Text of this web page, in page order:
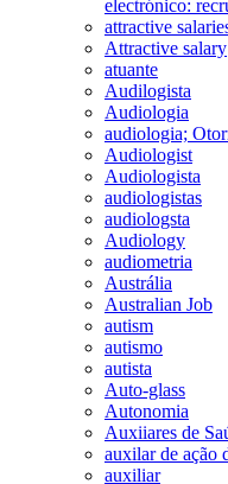
electrónico:
attractive
Attractive salary
atuante
Audilogista
Audiologia
audiologia;
Audiologist
Audiologista
audiologistas
audiologsta
Audiology
audiometria
Austrália
Australian Job
autism
autismo
autista
Auto-glass
Autonomia
Auxiiares de
auxilar de ação
auxiliar